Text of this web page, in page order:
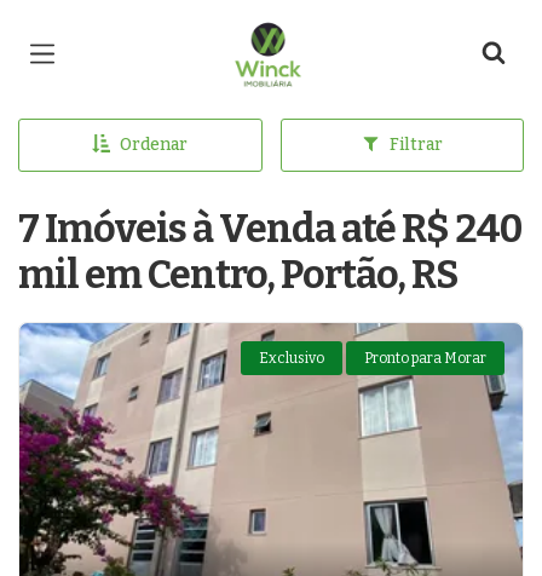
Página inicial
Ordenar Filtrar
7 Imóveis à Venda até R$ 240
mil em Centro, Portão, RS
Exclusivo Pronto para Morar